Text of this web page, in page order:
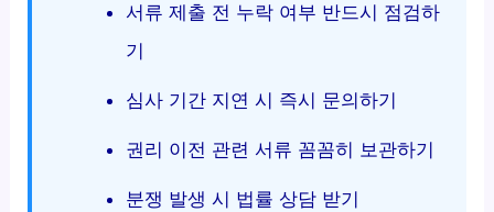
서류 제출 전 누락 여부 반드시 점검하
기
심사 기간 지연 시 즉시 문의하기
권리 이전 관련 서류 꼼꼼히 보관하기
분쟁 발생 시 법률 상담 받기